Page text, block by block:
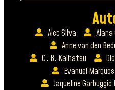
Alec Silva Alana
Anne van den
C. B. Kaihatsu
Evanuel Marques
Jaqueline Garbuggio